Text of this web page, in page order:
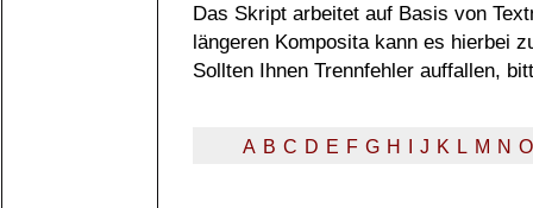
Das Skript arbeitet auf Basis von
längeren Komposita kann es hierbei
Sollten Ihnen Trennfehler auffallen,
A B C D E F G H J K L M N O